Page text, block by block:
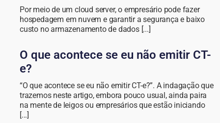
Por meio de um cloud server, o empresário pode fazer
hospedagem em nuvem e garantir a segurança e baixo
custo no armazenamento de dados [...]
O que acontece se eu não emitir CT-
e?
“O que acontece se eu não emitir CT-e?”. A indagação que
trazemos neste artigo, embora pouco usual, ainda paira
na mente de leigos ou empresários que estão iniciando
[...]